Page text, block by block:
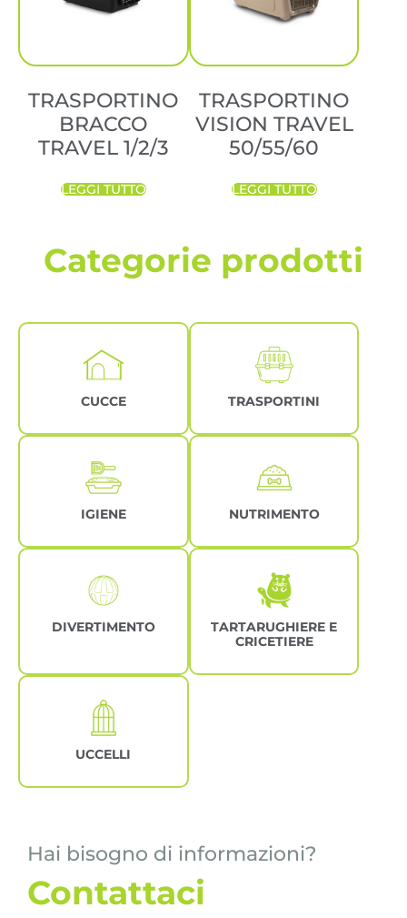
TRASPORTINO
BRACCO
TRAVEL 1/2/3
LEGGI TUTTO
TRASPORTINO
VISION TRAVEL
50/55/60
LEGGI TUTTO
Categorie prodotti
CUCCE TRASPORTINI
IGIENE NUTRIMENTO
DIVERTIMENTO
TARTARUGHIERE E
CRICETIERE
UCCELLI
Hai bisogno di informazioni?
Contattaci